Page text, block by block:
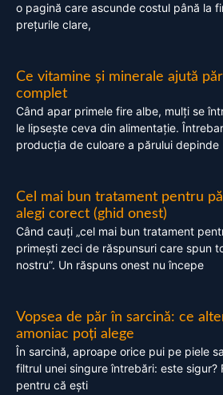
o pagină care ascunde costul până la
prețurile clare,
Ce vitamine și minerale ajută
complet
Când apar primele fire albe, mulți se
le lipsește ceva din alimentație.
producția de culoare a părului depinde
Cel mai bun tratament pentru
alegi corect (ghid onest)
Când cauți „cel mai bun tratament
primești zeci de răspunsuri care spun
nostru”. Un răspuns onest nu începe
Vopsea de păr în sarcină: ce
amoniac poți alege
În sarcină, aproape orice pui pe piele
filtrul unei singure întrebări: este sigur?
pentru că ești